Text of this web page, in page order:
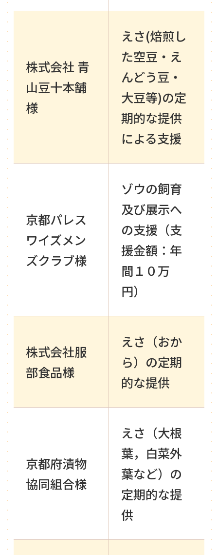
株式会社 青
山豆十本舗
様
えさ(焙煎し
た空豆・え
んどう豆・
大豆等)の定
期的な提供
による支援
京都パレス
ワイズメン
ズクラブ様
ゾウの飼育
及び展示へ
の支援（支
援金額：年
間１０万
円）
株式会社服
部食品様
えさ（おか
ら）の定期
的な提供
京都府漬物
協同組合様
えさ（大根
葉，白菜外
葉など）の
定期的な提
供